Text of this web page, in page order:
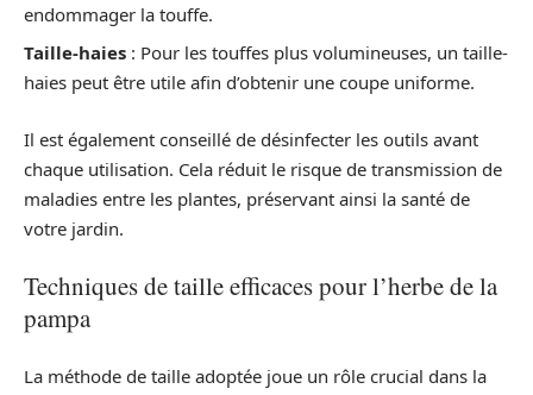
endommager la touffe.
Taille-haies : Pour les touffes plus volumineuses, un taille-
haies peut être utile afin d’obtenir une coupe uniforme.
Il est également conseillé de désinfecter les outils avant
chaque utilisation. Cela réduit le risque de transmission de
maladies entre les plantes, préservant ainsi la santé de
votre jardin.
Techniques de taille efficaces pour l’herbe de la
pampa
La méthode de taille adoptée joue un rôle crucial dans la